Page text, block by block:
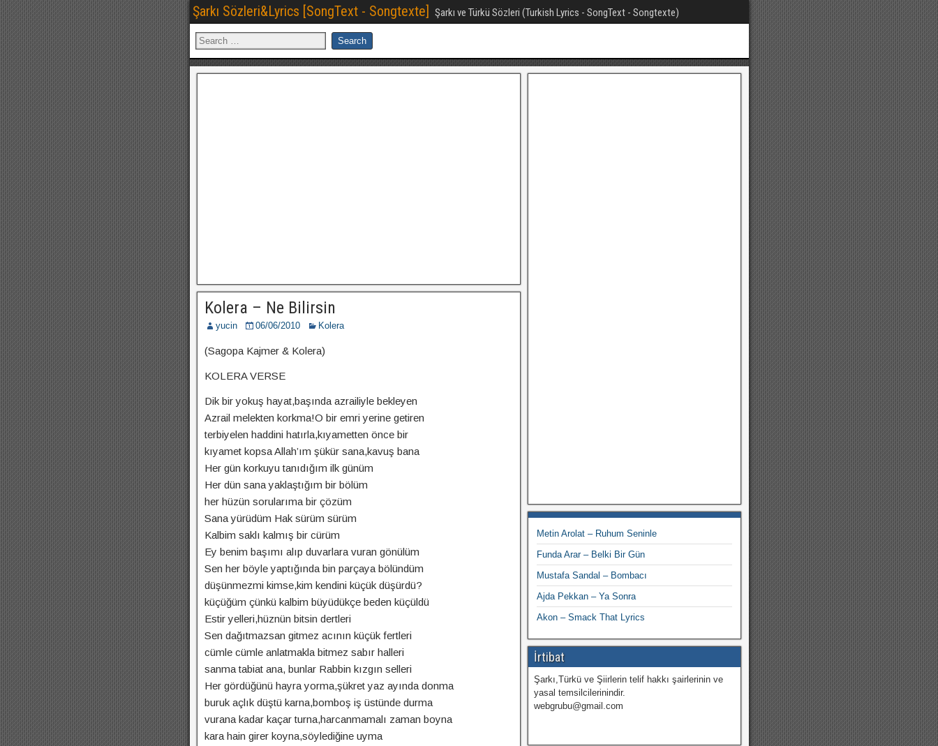
Şarkı Sözleri&Lyrics [SongText - Songtexte] Şarkı ve Türkü Sözleri (Turkish Lyrics - SongText - Songtexte)
Kolera – Ne Bilirsin
yucin 06/06/2010 Kolera
(Sagopa Kajmer & Kolera)
KOLERA VERSE
Dik bir yokuş hayat,başında azrailiyle bekleyen
Azrail melekten korkma!O bir emri yerine getiren
terbiyelen haddini hatırla,kıyametten önce bir
kıyamet kopsa Allah’ım şükür sana,kavuş bana
Her gün korkuyu tanıdığım ilk günüm
Her dün sana yaklaştığım bir bölüm
her hüzün sorularıma bir çözüm
Sana yürüdüm Hak sürüm sürüm
Kalbim saklı kalmış bir cürüm
Ey benim başımı alıp duvarlara vuran gönülüm
Sen her böyle yaptığında bin parçaya bölündüm
düşünmezmi kimse,kim kendini küçük düşürdü?
küçüğüm çünkü kalbim büyüdükçe beden küçüldü
Estir yelleri,hüznün bitsin dertleri
Sen dağıtmazsan gitmez acının küçük fertleri
cümle cümle anlatmakla bitmez sabır halleri
sanma tabiat ana, bunlar Rabbin kızgın selleri
Her gördüğünü hayra yorma,şükret yaz ayında donma
buruk açlık düştü karna,bomboş iş üstünde durma
vurana kadar kaçar turna,harcanmamalı zaman boyna
kara hain girer koyna,söylediğine uyma
Metin Arolat – Ruhum Seninle
Funda Arar – Belki Bir Gün
Mustafa Sandal – Bombacı
Ajda Pekkan – Ya Sonra
Akon – Smack That Lyrics
İrtibat
Şarkı,Türkü ve Şiirlerin telif hakkı şairlerinin ve
yasal temsilcilerinindir.
webgrubu@gmail.com